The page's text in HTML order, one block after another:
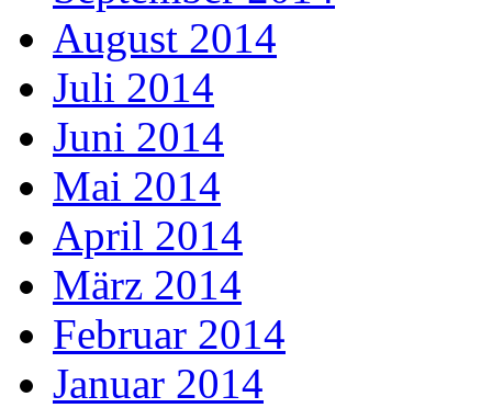
August 2014
Juli 2014
Juni 2014
Mai 2014
April 2014
März 2014
Februar 2014
Januar 2014